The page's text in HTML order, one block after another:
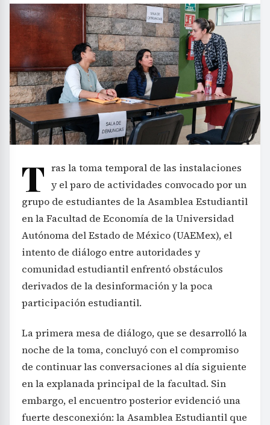
T ras la toma temporal de las instalaciones
y el paro de actividades convocado por un
grupo de estudiantes de la Asamblea Estudiantil
en la Facultad de Economía de la Universidad
Autónoma del Estado de México (UAEMex), el
intento de diálogo entre autoridades y
comunidad estudiantil enfrentó obstáculos
derivados de la desinformación y la poca
participación estudiantil.
La primera mesa de diálogo, que se desarrolló la
noche de la toma, concluyó con el compromiso
de continuar las conversaciones al día siguiente
en la explanada principal de la facultad. Sin
embargo, el encuentro posterior evidenció una
fuerte desconexión: la Asamblea Estudiantil que